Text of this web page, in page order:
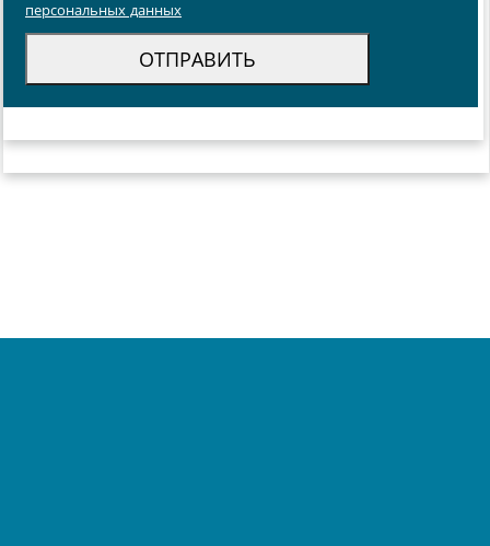
персональных данных